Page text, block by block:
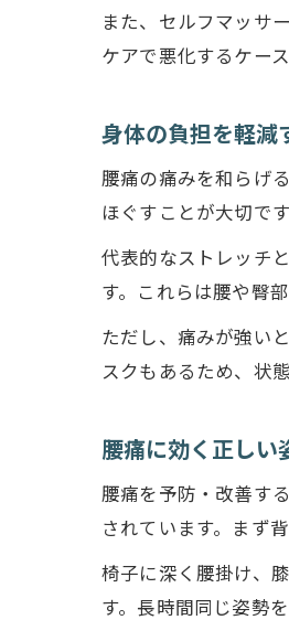
また、セルフマッサ
ケアで悪化するケー
身体の負担を軽減
腰痛の痛みを和らげ
ほぐすことが大切で
代表的なストレッチ
す。これらは腰や臀
ただし、痛みが強い
スクもあるため、状
腰痛に効く正しい
腰痛を予防・改善す
されています。まず
椅子に深く腰掛け、
す。長時間同じ姿勢